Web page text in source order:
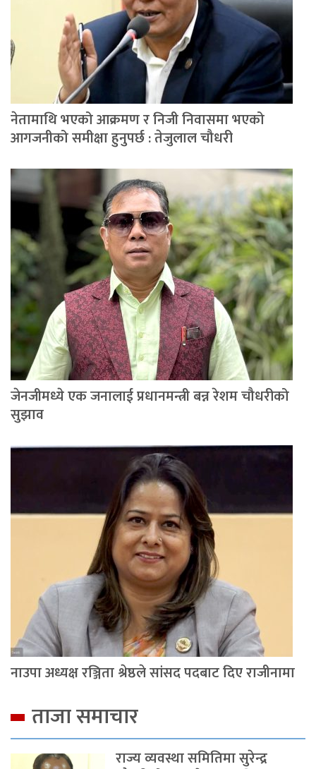
नेतामाथि भएको आक्रमण र निजी निवासमा भएको
आगजनीको समीक्षा हुनुपर्छ : तेजुलाल चौधरी
जेनजीमध्ये एक जनालाई प्रधानमन्त्री बन्न रेशम चौधरीको
सुझाव
नाउपा अध्यक्ष रञ्जिता श्रेष्ठले सांसद पदबाट दिए राजीनामा
ताजा समाचार
राज्य व्यवस्था समितिमा सुरेन्द्र